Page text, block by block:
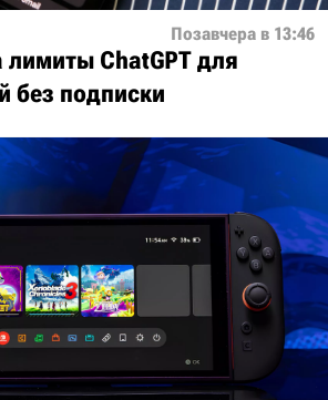
Позавчера в 13:46
лимиты ChatGPT для
без подписки